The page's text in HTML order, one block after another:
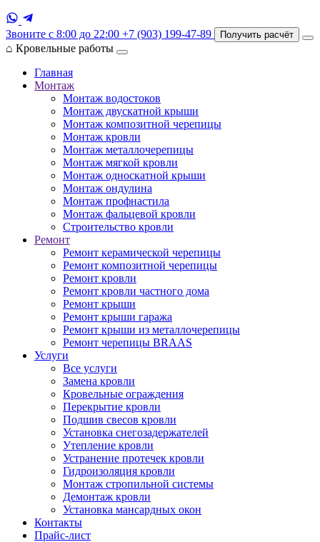
Звоните с 8:00 до 22:00 +7 (903) 199-47-89 Получить расчёт
⌂ Кровельные работы
Главная
Монтаж
Монтаж водостоков
Монтаж двускатной крыши
Монтаж композитной черепицы
Монтаж кровли
Монтаж металлочерепицы
Монтаж мягкой кровли
Монтаж односкатной крыши
Монтаж ондулина
Монтаж профнастила
Монтаж фальцевой кровли
Строительство кровли
Ремонт
Ремонт керамической черепицы
Ремонт композитной черепицы
Ремонт кровли
Ремонт кровли частного дома
Ремонт крыши
Ремонт крыши гаража
Ремонт крыши из металлочерепицы
Ремонт черепицы BRAAS
Услуги
Все услуги
Замена кровли
Кровельные ограждения
Перекрытие кровли
Подшив свесов кровли
Установка снегозадержателей
Утепление кровли
Устранение протечек кровли
Гидроизоляция кровли
Монтаж стропильной системы
Демонтаж кровли
Установка мансардных окон
Контакты
Прайс-лист